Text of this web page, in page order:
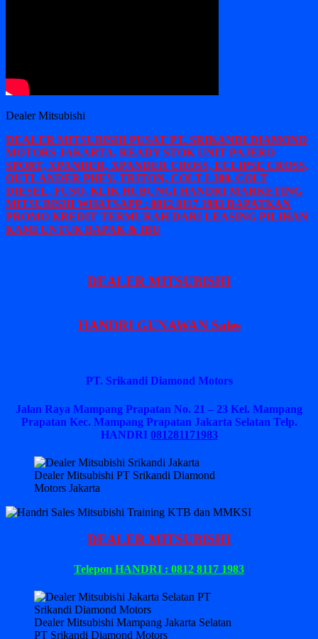
Dealer Mitsubishi
DEALER MITSUBISHI PUSAT PT. SRIKANDI DIAMOND
MOTORS JAKARTA. READY STOK UNIT PAJERO
SPORT, XPANDER, XPANDER CROSS, ECLIPSE CROSS,
OUTLANDER PHEV, TRITON, COLT L300, COLT
DIESEL, FUSO. KLIK HUBUNGI HANDRI MARKETING
MITSUBISHI WHATSAPP : 0812 8117 1983 DAPATKAN
PROMO KREDIT TERMURAH DARI LEASING PILIHAN
KAMI UNTUK BAPAK & IBU
DEALER MITSUBISHI
HANDRI GUNAWAN Sales
PT. Srikandi Diamond Motors
Jalan Raya Mampang Prapatan No. 21 – 23 Kel. Mampang
Prapatan Kec. Mampang Prapatan Jakarta Selatan Telp.
HANDRI 081281171983
Dealer Mitsubishi PT Srikandi Diamond
Motors Jakarta
DEALER MITSUBISHI
Telepon HANDRI : 0812 8117 1983
Dealer Mitsubishi Mampang Jakarta Selatan
PT Srikandi Diamond Motors